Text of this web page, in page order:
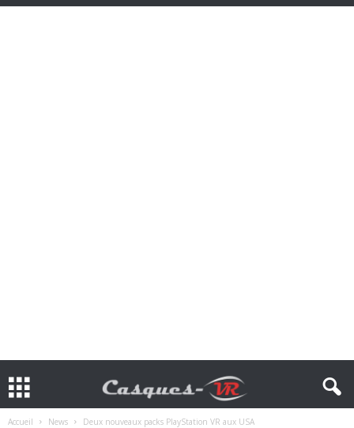
Accueil News Deux nouveaux packs PlayStation VR aux USA